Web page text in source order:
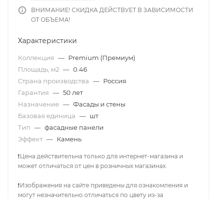
ВНИМАНИЕ! СКИДКА ДЕЙСТВУЕТ В ЗАВИСИМОСТИ
ОТ ОБЪЕМА!
Характеристики
Коллекция — Premium (Премиум)
Площадь, м2 — 0.46
Страна производства — Россия
Гарантия — 50 лет
Назначение — Фасады и стены
Базовая единица — шт
Тип — фасадные панели
Эффект — Камень
❗Цена действительна только для интернет-магазина и
может отличаться от цен в розничных магазинах.
❗Изображения на сайте приведены для ознакомления и
могут незначительно отличаться по цвету из-за